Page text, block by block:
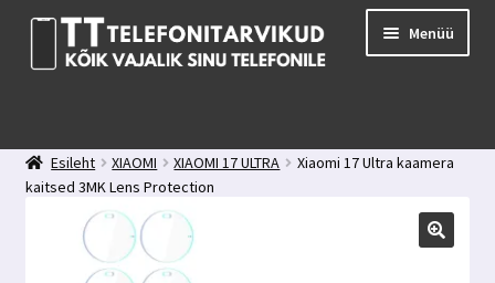
Liigu
navigeerimisele
Liigu
juurde
Menüü
Minu konto
Ostukorv
Kontakt
Esileht XIAOMI XIAOMI 17 ULTRA
Xiaomi 17 Ultra kaamera
kaitsed 3MK Lens Protection